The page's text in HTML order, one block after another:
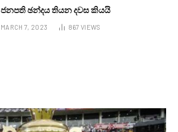
ජනපති ඡන්දය තියන දවස කියයි
MARCH 7, 2023 867 VIEWS